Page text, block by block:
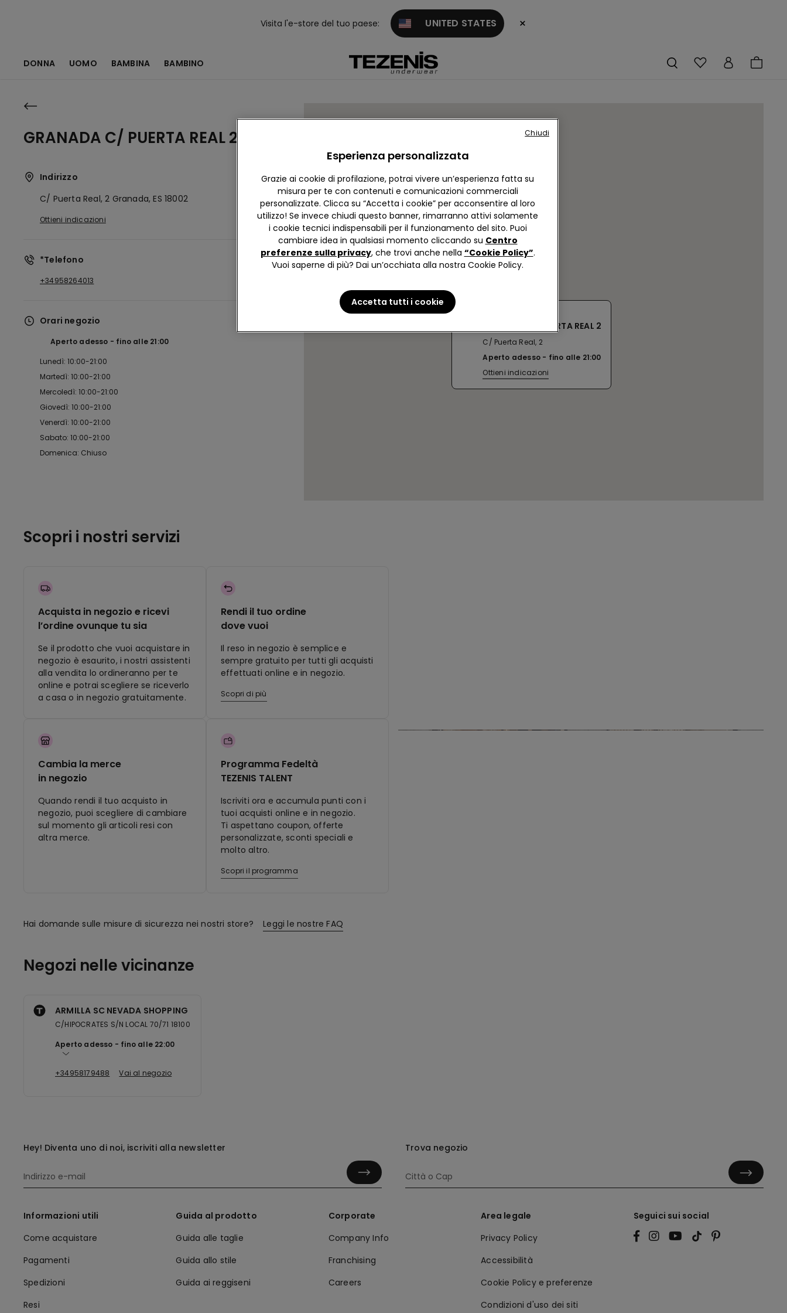
Visita l'e-store del tuo paese: UNITED STATES ×
DONNA UOMO BAMBINA BAMBINO
GRANADA C/ PUERTA REAL 2
Indirizzo
C/ Puerta Real, 2 Granada, ES18002
Ottieni indicazioni
*Telefono
+34958264013
Orari negozio
Aperto adesso fino alle 21:00
Lunedì: 10:00-21:00
Martedì: 10:00-21:00
Mercoledì: 10:00-21:00
Giovedì: 10:00-21:00
Venerdì: 10:00-21:00
Sabato: 10:00-21:00
Domenica: Chiuso
GRANADA C/ PUERTA REAL 2
C/ Puerta Real, 2
Aperto adesso
fino alle 21:00
Ottieni indicazioni
Scopri i nostri servizi
Acquista in negozio e ricevi
l’ordine ovunque tu sia
Se il prodotto che vuoi acquistare in
negozio è esaurito, i nostri assistenti
alla vendita lo ordineranno per te
online e potrai scegliere se riceverlo
a casa o in negozio gratuitamente.
Rendi il tuo ordine
dove vuoi
Il reso in negozio è semplice e
sempre gratuito per tutti gli acquisti
effettuati online e in negozio.
Scopri di più
Cambia la merce
in negozio
Quando rendi il tuo acquisto in
negozio, puoi scegliere di cambiare
sul momento gli articoli resi con
altra merce.
Programma Fedeltà
TEZENIS TALENT
Iscriviti ora e accumula punti con i
tuoi acquisti online e in negozio.
Ti aspettano coupon, offerte
personalizzate, sconti speciali e
molto altro.
Scopri il programma
Hai domande sulle misure di sicurezza nei nostri store? Leggi le nostre FAQ
Negozi nelle vicinanze
ARMILLA SC NEVADA SHOPPING
C/HIPOCRATES S/N LOCAL 70/71 18100
Aperto adesso
fino alle 22:00
+34958179488 Vai al negozio
Hey! Diventa uno di noi, iscriviti alla newsletter Trova negozio
Informazioni utili
Come acquistare
Pagamenti
Spedizioni
Resi
Guida al prodotto
Guida alle taglie
Guida allo stile
Guida ai reggiseni
Corporate
Company Info
Franchising
Careers
Area legale
Privacy Policy
Accessibilità
Cookie Policy e preferenze
Condizioni d'uso dei siti
Seguici sui social
Esperienza personalizzata
Grazie ai cookie di profilazione, potrai vivere un’esperienza fatta su
misura per te con contenuti e comunicazioni commerciali
personalizzate. Clicca su “Accetta i cookie” per acconsentire al loro
utilizzo! Se invece chiudi questo banner, rimarranno attivi solamente
i cookie tecnici indispensabili per il funzionamento del sito. Puoi
cambiare idea in qualsiasi momento cliccando su Centro
preferenze sulla privacy, che trovi anche nella “Cookie Policy”.
Vuoi saperne di più? Dai un’occhiata alla nostra Cookie Policy.
Accetta tutti i cookie
Chiudi